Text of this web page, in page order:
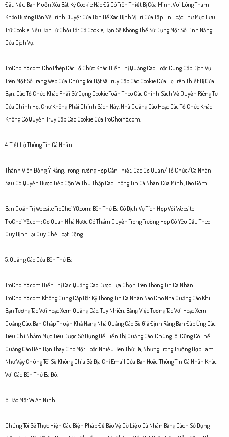
Đặt. Nếu Bạn Muốn Xóa Bất Kỳ Cookie Nào Đã Có Trên Thiết Bị Của Mình, Vui Lòng Tham
Khảo Hướng Dẫn Về Trình Duyệt Của Bạn Để Xác Định Vị Trí Của Tập Tin Hoặc Thư Mục Lưu
Trữ Cookie. Nếu Bạn Từ Chối Tất Cả Cookie, Bạn Sẽ Không Thể Sử Dụng Một Số Tính Năng
Của Dịch Vụ.
TroChoiY8.com Cho Phép Các Tổ Chức Khác Hiển Thị Quảng Cáo Hoặc Cung Cấp Dịch Vụ
Trên Một Số Trang Web Của Chúng Tôi Đặt Và Truy Cập Các Cookie Của Họ Trên Thiết Bị Của
Bạn. Các Tổ Chức Khác Phải Sử Dụng Cookie Tuân Theo Các Chính Sách Về Quyền Riêng Tư
Của Chính Họ, Chứ Không Phải Chính Sách Này. Nhà Quảng Cáo Hoặc Các Tổ Chức Khác
Không Có Quyền Truy Cập Các Cookie Của TroChoiY8.com.
4. Tiết Lộ Thông Tin Cá Nhân
Thành Viên Đồng Ý Rằng, Trong Trường Hợp Cần Thiết, Các Cơ Quan/ Tổ Chức/Cá Nhân
Sau Có Quyền Được Tiếp Cận Và Thu Thập Các Thông Tin Cá Nhân Của Mình, Bao Gồm:
Ban Quản Trị Website TroChoiY8.com; Bên Thứ Ba Có Dịch Vụ Tích Hợp Với Website
TroChoiY8.com; Cơ Quan Nhà Nước Có Thẩm Quyền Trong Trường Hợp Có Yêu Cầu Theo
Quy Định Tại Quy Chế Hoạt Động.
5. Quảng Cáo Của Bên Thứ Ba
TroChoiY8.com Hiển Thị Các Quảng Cáo Được Lựa Chọn Trên Thông Tin Cá Nhân.
TroChoiY8.com Không Cung Cấp Bất Kỳ Thông Tin Cá Nhân Nào Cho Nhà Quảng Cáo Khi
Bạn Tương Tác Với Hoặc Xem Quảng Cáo. Tuy Nhiên, Bằng Việc Tương Tác Với Hoặc Xem
Quảng Cáo, Bạn Chấp Thuận Khả Năng Nhà Quảng Cáo Sẽ Giả Định Rằng Bạn Đáp Ứng Các
Tiêu Chí Nhắm Mục Tiêu Được Sử Dụng Để Hiển Thị Quảng Cáo. Chúng Tôi Cũng Có Thể
Quảng Cáo Đến Bạn Thay Cho Một Hoặc Nhiều Bên Thứ Ba, Nhưng Trong Trường Hợp Làm
Như Vậy Chúng Tôi Sẽ Không Chia Sẻ Địa Chỉ Email Của Bạn Hoặc Thông Tin Cá Nhân Khác
Với Các Bên Thứ Ba Đó.
6. Bảo Mật Và An Ninh
Chúng Tôi Sẽ Thực Hiện Các Biện Pháp Để Bảo Vệ Dữ Liệu Cá Nhân Bằng Cách Sử Dụng